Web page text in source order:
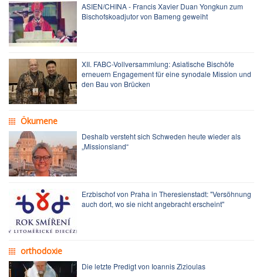
ASIEN/CHINA - Francis Xavier Duan Yongkun zum
Bischofskoadjutor von Bameng geweiht
XII. FABC-Vollversammlung: Asiatische Bischöfe
erneuern Engagement für eine synodale Mission und
den Bau von Brücken
Ökumene
Deshalb versteht sich Schweden heute wieder als
„Missionsland“
Erzbischof von Praha in Theresienstadt: "Versöhnung
auch dort, wo sie nicht angebracht erscheint"
orthodoxie
Die letzte Predigt von Ioannis Zizioulas